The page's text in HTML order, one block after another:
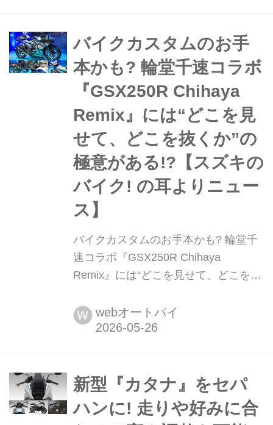
バイクカスタムのお手
本かも? 輪堂千速コラボ
『GSX250R Chihaya
Remix』には“どこを見
せて、どこを抜くか”の
極意がある!?【スズキの
バイク! の耳よりニュー
ス】
バイクカスタムのお手本かも? 輪堂千
速コラボ『GSX250R Chihaya
Remix』には“どこを見せて、どこを抜
ク! の耳よりニュース】 先のモーター
サイクルショーで注目を集めた、輪堂
をじっくり見てみると、普段
GSX250Rに乗っている人ほど参考に
なるポイントがかなり多かった!
W webオートバイ
新型『カタナ』をセパ
ハンに! 走りや好みに合